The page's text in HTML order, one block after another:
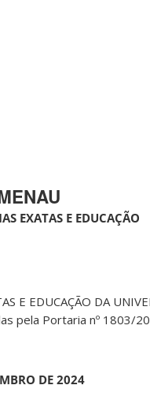
EXATAS E EDUCAÇÃO
E EDUCAÇÃO DA
pela Portaria nº 1803/
DE 2024